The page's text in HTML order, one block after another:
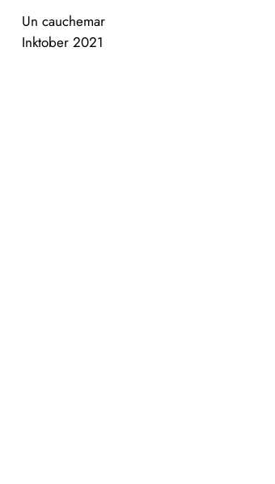
Un cauchemar
Inktober 2021